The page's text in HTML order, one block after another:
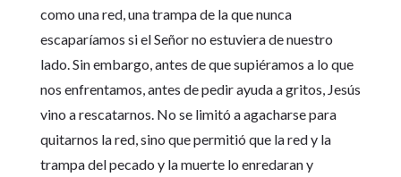
como una red, una trampa de la que nunca
escaparíamos si el Señor no estuviera de nuestro
lado. Sin embargo, antes de que supiéramos a lo que
nos enfrentamos, antes de pedir ayuda a gritos, Jesús
vino a rescatarnos. No se limitó a agacharse para
quitarnos la red, sino que permitió que la red y la
trampa del pecado y la muerte lo enredaran y